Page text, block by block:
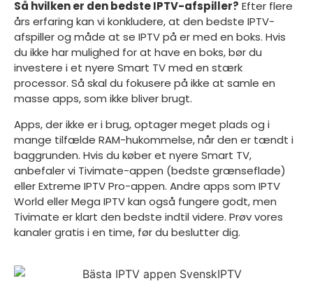
Så hvilken er den bedste IPTV-afspiller? Efter flere
års erfaring kan vi konkludere, at den bedste IPTV-
afspiller og måde at se IPTV på er med en boks. Hvis
du ikke har mulighed for at have en boks, bør du
investere i et nyere Smart TV med en stærk
processor. Så skal du fokusere på ikke at samle en
masse apps, som ikke bliver brugt.
Apps, der ikke er i brug, optager meget plads og i
mange tilfælde RAM-hukommelse, når den er tændt i
baggrunden. Hvis du køber et nyere Smart TV,
anbefaler vi Tivimate-appen (bedste grænseflade)
eller Extreme IPTV Pro-appen. Andre apps som IPTV
World eller Mega IPTV kan også fungere godt, men
Tivimate er klart den bedste indtil videre. Prøv vores
kanaler gratis i en time, før du beslutter dig.